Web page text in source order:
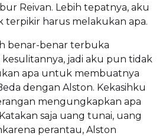
Reivan. Lebih tepatnya, aku
terpikir harus melakukan apa.
benar-benar terbuka
jadi aku pun tidak
apa untuk membuatnya
dengan Alston. Kekasihku
mengungkapkan apa
saja uang tunai, uang
perantau, Alston